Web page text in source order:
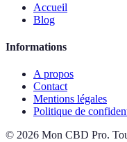
Accueil
Blog
Informations
A propos
Contact
Mentions légales
Politique de
© 2026 Mon CBD Pro.